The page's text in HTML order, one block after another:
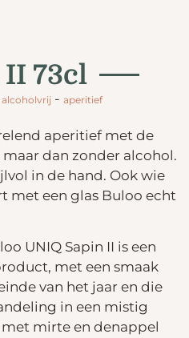
II 73cl
alcoholvrij - aperitief
aperitief met de
dan zonder alcohol.
in de hand. Ook wie
met een glas Buloo echt
UNIQ Sapin II is een
met een smaak
van het jaar en die
in een mistig
mirte en denappel